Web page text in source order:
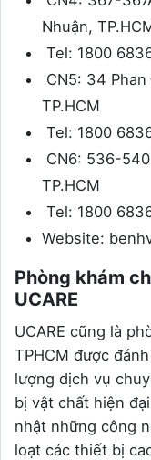
Nhuận,
Tel: 1800
CN5: 34
TP.HCM
Tel: 1800
CN6: 536-
TP.HCM
Tel: 1800
Website:
Phòng khám
UCARE
UCARE cũng là
TPHCM được
lượng dịch vụ
bị vật chất hiện
nhật những công
loạt các thiết bị